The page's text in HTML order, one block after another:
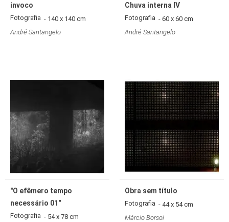
invoco
Fotografia - 140 x 140 cm
André Santangelo
Chuva interna IV
Fotografia - 60 x 60 cm
André Santangelo
"O efêmero tempo
necessário 01"
Fotografia - 54 x 78 cm
Obra sem título
Fotografia - 44 x 54 cm
Márcio Borsoi